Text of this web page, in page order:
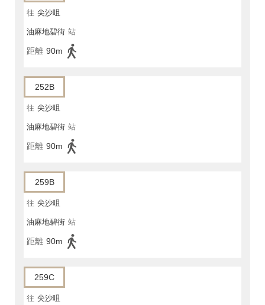
往 尖沙咀
油麻地碧街 站
距離 90m
252B
往 尖沙咀
油麻地碧街 站
距離 90m
259B
往 尖沙咀
油麻地碧街 站
距離 90m
259C
往 尖沙咀